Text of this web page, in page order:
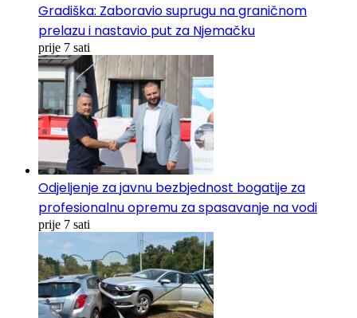
Gradiška: Zaboravio suprugu na graničnom
prelazu i nastavio put za Njemačku
prije 7 sati
Odjeljenje za javnu bezbjednost bogatije za
profesionalnu opremu za spasavanje na vodi
prije 7 sati